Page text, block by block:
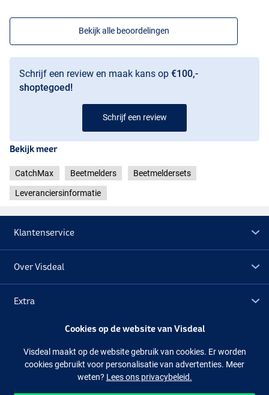
Bekijk alle beoordelingen
Schrijf een review en maak kans op €100,-
shoptegoed!
Schrijf een review
Bekijk meer
CatchMax Beetmelders Beetmeldersets
Leveranciersinformatie
Klantenservice
Over Visdeal
Extra
Facebook Instagram
Cookies op de website van Visdeal
Visdeal maakt op de website gebruik van cookies. Er worden
cookies gebruikt voor personalisatie van advertenties. Meer
weten? Lees ons privacybeleid.